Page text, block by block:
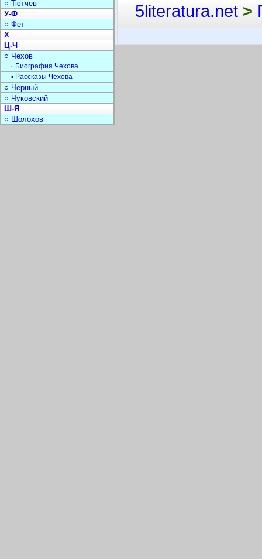
○ Тютчев
У-Ф
○ Фет
Х
Ц-Ч
○ Чехов
▫ Биография Чехова
▫ Рассказы Чехова
○ Чёрный
○ Чуковский
Ш-Я
○ Шолохов
5literatura.net >